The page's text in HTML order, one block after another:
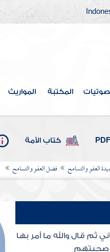
المكتبة المواريث
كتاب الأمة
العفو والتسامح فضل العفو والتسامح
ثم قال والله ما أمر بها
صحبتهم